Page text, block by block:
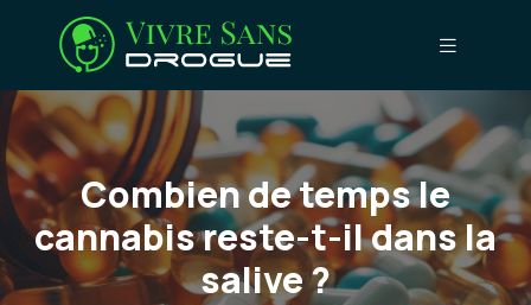
Combien de temps le
cannabis reste-t-il dans la
salive ?